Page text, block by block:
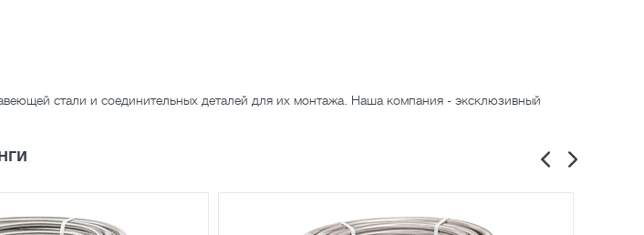
стали и соединительных деталей для их монтажа. Наша компания - эксклюзивный